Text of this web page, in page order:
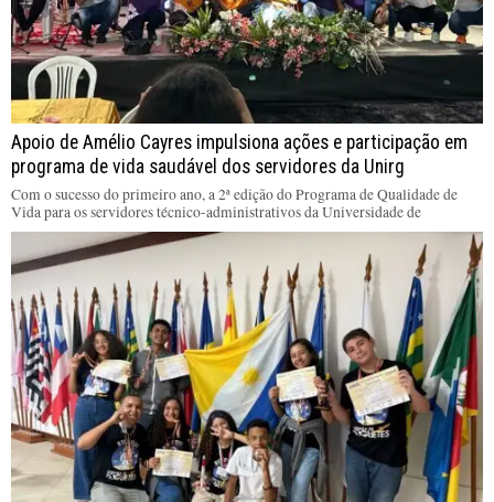
Apoio de Amélio Cayres impulsiona ações e participação em
programa de vida saudável dos servidores da Unirg
Com o sucesso do primeiro ano, a 2ª edição do Programa de Qualidade de
Vida para os servidores técnico-administrativos da Universidade de